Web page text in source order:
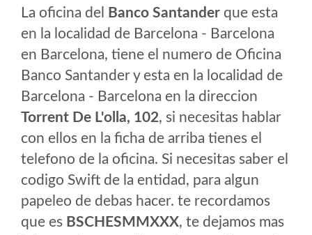
La oficina del Banco Santander que esta
en la localidad de Barcelona - Barcelona
en Barcelona, tiene el numero de Oficina
Banco Santander y esta en la localidad de
Barcelona - Barcelona en la direccion
Torrent De L'olla, 102, si necesitas hablar
con ellos en la ficha de arriba tienes el
telefono de la oficina. Si necesitas saber el
codigo Swift de la entidad, para algun
papeleo de debas hacer. te recordamos
que es BSCHESMMXXX, te dejamos mas